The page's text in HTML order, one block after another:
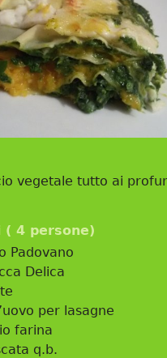
vegetale tutto ai
( 4 persone)
Padovano
Delica
per lasagne
farina
q.b.